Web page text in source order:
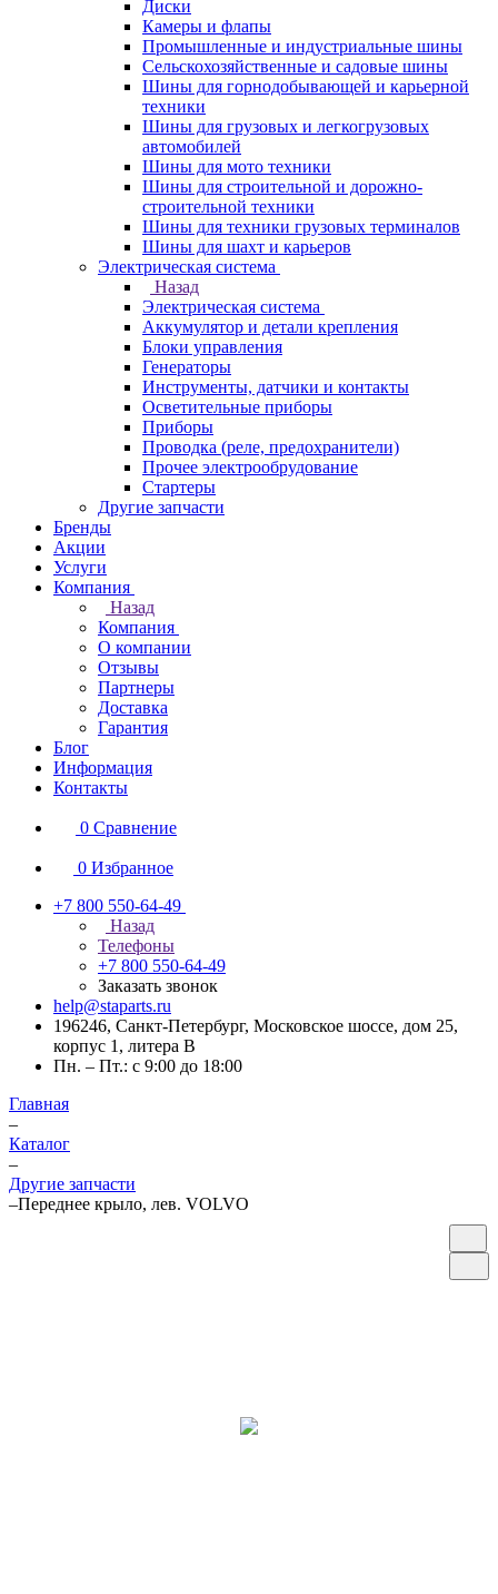
Диски
Камеры и флапы
Промышленные и индустриальные шины
Сельскохозяйственные и садовые шины
Шины для горнодобывающей и карьерной
техники
Шины для грузовых и легкогрузовых
автомобилей
Шины для мото техники
Шины для строительной и дорожно-
строительной техники
Шины для техники грузовых терминалов
Шины для шахт и карьеров
Электрическая система
Назад
Электрическая система
Аккумулятор и детали крепления
Блоки управления
Генераторы
Инструменты, датчики и контакты
Осветительные приборы
Приборы
Проводка (реле, предохранители)
Прочее электрообрудование
Стартеры
Другие запчасти
Бренды
Акции
Услуги
Компания
Назад
Компания
О компании
Отзывы
Партнеры
Доставка
Гарантия
Блог
Информация
Контакты
0 Сравнение
0 Избранное
+7 800 550-64-49
Назад
Телефоны
+7 800 550-64-49
Заказать звонок
help@staparts.ru
196246, Санкт-Петербург, Московское шоссе, дом 25,
корпус 1, литера В
Пн. – Пт.: с 9:00 до 18:00
Главная
–
Каталог
–
Другие запчасти
–Переднее крыло, лев. VOLVO